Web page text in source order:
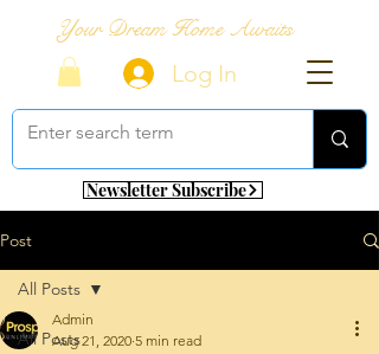
Your Dream Home Awaits
Log In
Newsletter Subscribe
Post
All Posts
All Posts
Admin
Aug 21, 2020 5 min read